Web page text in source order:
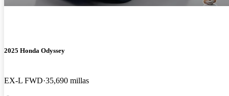
2025 Honda Odyssey
EX-L FWD 35,690 millas